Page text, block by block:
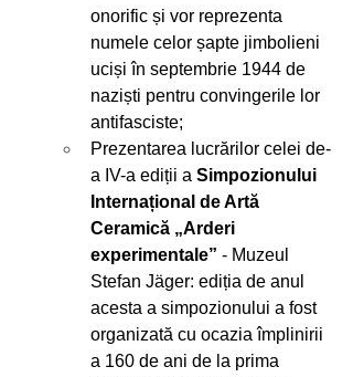
onorific și vor reprezenta
numele celor șapte jimbolieni
uciși în septembrie 1944 de
naziști pentru convingerile lor
antifasciste;
Prezentarea lucrărilor celei de-
a IV-a ediții a Simpozionului
Internațional de Artă
Ceramică „Arderi
experimentale” - Muzeul
Stefan Jäger: ediția de anul
acesta a simpozionului a fost
organizată cu ocazia împlinirii
a 160 de ani de la prima